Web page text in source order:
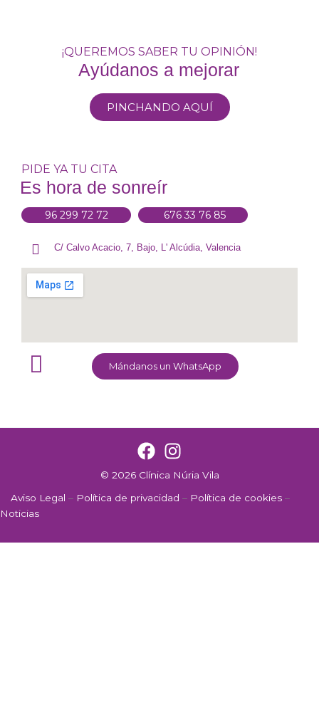
¡QUEREMOS SABER TU OPINIÓN!
Ayúdanos a mejorar
PINCHANDO AQUÍ
PIDE YA TU CITA
Es hora de sonreír
96 299 72 72 676 33 76 85
C/ Calvo Acacio, 7, Bajo, L' Alcúdia, Valencia
Mándanos un WhatsApp
© 2026 Clínica Núria Vila
Aviso Legal – Política de privacidad – Política de cookies –
Noticias